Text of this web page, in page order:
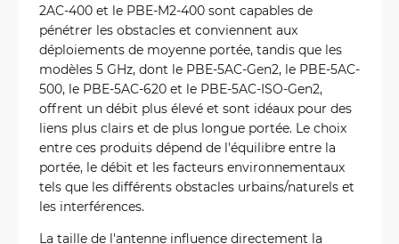
2AC-400 et le PBE-M2-400 sont capables de
pénétrer les obstacles et conviennent aux
déploiements de moyenne portée, tandis que les
modèles 5 GHz, dont le PBE-5AC-Gen2, le PBE-5AC-
500, le PBE-5AC-620 et le PBE-5AC-ISO-Gen2,
offrent un débit plus élevé et sont idéaux pour des
liens plus clairs et de plus longue portée. Le choix
entre ces produits dépend de l'équilibre entre la
portée, le débit et les facteurs environnementaux
tels que les différents obstacles urbains/naturels et
les interférences.
La taille de l'antenne influence directement la